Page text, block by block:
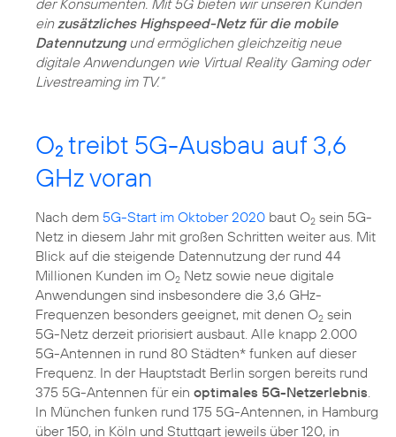
der Konsumenten. Mit 5G bieten wir unseren Kunden
einzusätzliches Highspeed-Netz für die mobile
Datennutzungund ermöglichen gleichzeitig neue
digitale Anwendungen wie Virtual Reality Gaming oder
Livestreaming im TV.“
O2 treibt 5G-Ausbau auf 3,6
GHz voran
Nach dem 5G-Start im Oktober 2020 baut O2 sein 5G-
Netz in diesem Jahr mit großen Schritten weiter aus. Mit
Blick auf die steigende Datennutzung der rund 44
Millionen Kunden im O2 Netz sowie neue digitale
Anwendungen sind insbesondere die 3,6 GHz-
Frequenzen besonders geeignet, mit denen O2 sein
5G-Netz derzeit priorisiert ausbaut. Alle knapp 2.000
5G-Antennen in rund 80 Städten* funken auf dieser
Frequenz. In der Hauptstadt Berlin sorgen bereits rund
375 5G-Antennen für ein optimales 5G-Netzerlebnis.
In München funken rund 175 5G-Antennen, in Hamburg
über 150, in Köln und Stuttgart jeweils über 120, in